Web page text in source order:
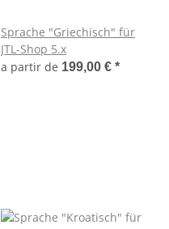
Sprache "Griechisch" für
JTL-Shop 5.x
a partir de 199,00 € *